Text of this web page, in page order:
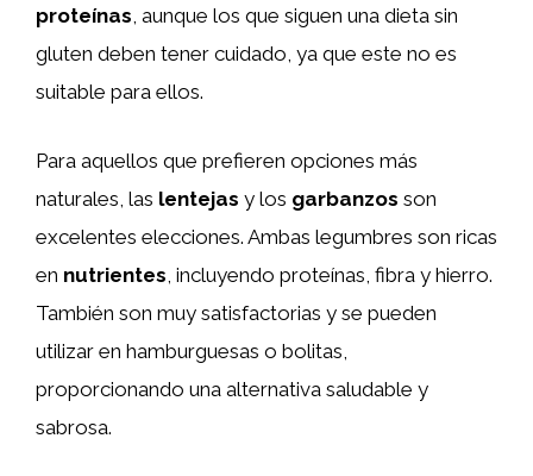
proteínas, aunque los que siguen una dieta sin
gluten deben tener cuidado, ya que este no es
suitable para ellos.
Para aquellos que prefieren opciones más
naturales, las lentejas y los garbanzos son
excelentes elecciones. Ambas legumbres son ricas
en nutrientes , incluyendo proteínas, fibra y hierro.
También son muy satisfactorias y se pueden
utilizar en hamburguesas o bolitas,
proporcionando una alternativa saludable y
sabrosa.